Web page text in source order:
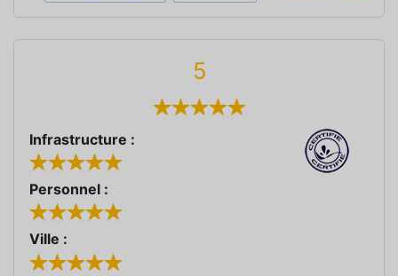
5
Infrastructure :
Personnel :
Ville :